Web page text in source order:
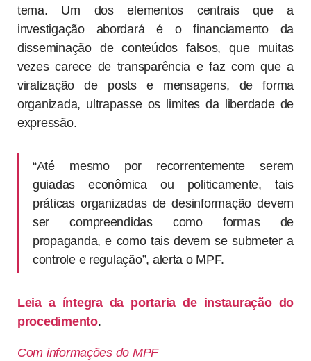
tema. Um dos elementos centrais que a
investigação abordará é o financiamento da
disseminação de conteúdos falsos, que muitas
vezes carece de transparência e faz com que a
viralização de posts e mensagens, de forma
organizada, ultrapasse os limites da liberdade de
expressão.
“Até mesmo por recorrentemente serem
guiadas econômica ou politicamente, tais
práticas organizadas de desinformação devem
ser compreendidas como formas de
propaganda, e como tais devem se submeter a
controle e regulação”, alerta o MPF.
Leia a íntegra da portaria de instauração do
procedimento.
Com informações do MPF